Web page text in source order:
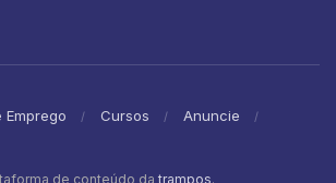
Emprego Cursos
Anuncie
de conteúdo da trampos.